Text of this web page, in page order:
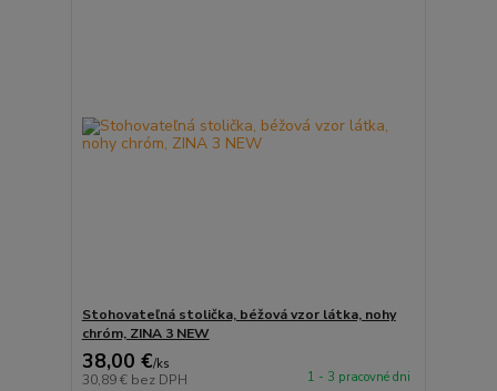
Stohovateľná stolička, béžová vzor látka, nohy
chróm, ZINA 3 NEW
38,00 €/ks
30,89 € bez DPH 1 - 3 pracovné dni